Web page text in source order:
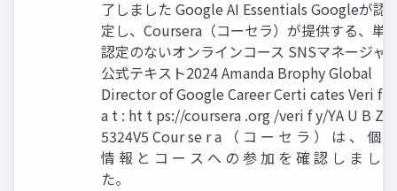
了しました Google AI Essentials Googleが認
定し、Coursera（コーセラ）が提供する、単
認定のないオンラインコース SNSマネージャ
公式テキスト2024 Amanda Brophy Global
Director of Google Career Certi cates Veri f y
a t : ht t ps://coursera .org /veri f y/YA U B ZI
5324V5 Cour se r a （ コ ー セ ラ ） は 、 個
情 報 と コ ー ス へ の 参 加 を 確 認 し ま し
た。